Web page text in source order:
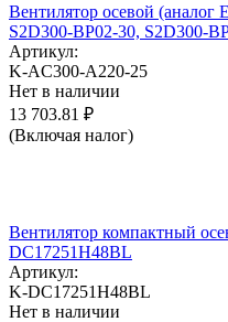
Вентилятор осевой (аналог
S2D300-BP02-30, S2D300-
Артикул:
K-AC300-A220-25
Нет в наличии
13 703.81 ₽
(Включая налог)
Вентилятор компактный
DC17251H48BL
Артикул:
K-DC17251H48BL
Нет в наличии